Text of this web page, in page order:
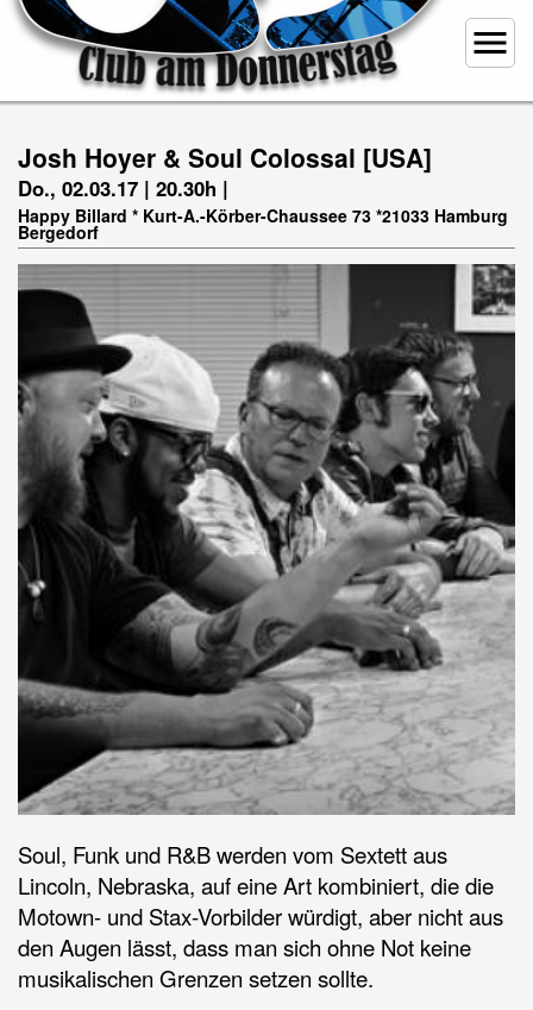
menu
Josh Hoyer & Soul Colossal [USA]
Do., 02.03.17 | 20.30h |
Happy Billard * Kurt-A.-Körber-Chaussee 73 *21033 Hamburg
Bergedorf
Soul, Funk und R&B werden vom Sextett aus
Lincoln, Nebraska, auf eine Art kombiniert, die die
Motown- und Stax-Vorbilder würdigt, aber nicht aus
den Augen lässt, dass man sich ohne Not keine
musikalischen Grenzen setzen sollte.